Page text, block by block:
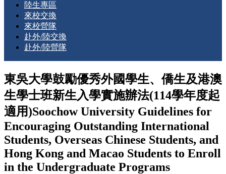
陸生專區
來校交換
來校營隊
赴外/陸交換
赴外/陸營隊
東吳大學鼓勵優秀外國學生、僑生及港澳
生學士班新生入學實施辦法(114學年度起
適用)Soochow University Guidelines for
Encouraging Outstanding International
Students, Overseas Chinese Students, and
Hong Kong and Macao Students to Enroll
in the Undergraduate Programs